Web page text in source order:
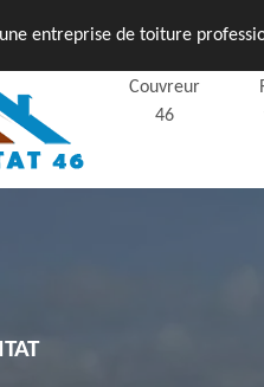
entreprise de toiture
Couvreur
46